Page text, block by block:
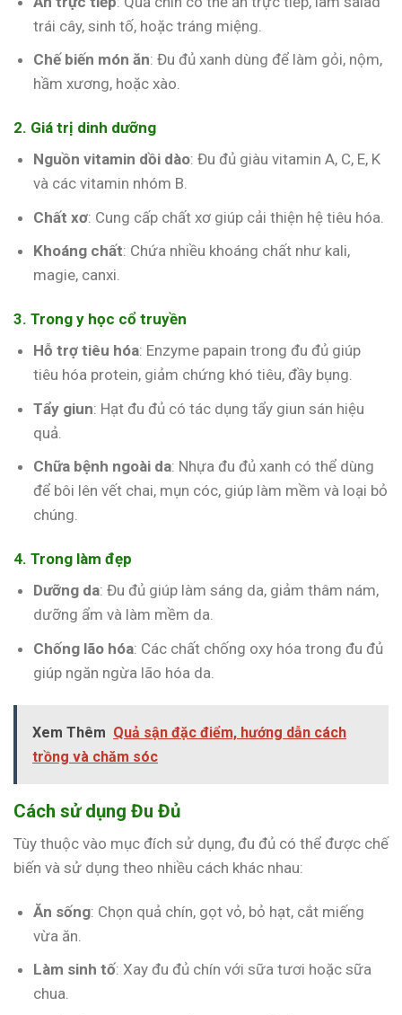
trái cây, sinh tố, hoặc tráng miệng.
Chế biến món ăn: Đu đủ xanh dùng để làm gỏi, nộm,
hầm xương, hoặc xào.
2. Giá trị dinh dưỡng
Nguồn vitamin dồi dào: Đu đủ giàu vitamin A, C, E, K
và các vitamin nhóm B.
Chất xơ: Cung cấp chất xơ giúp cải thiện hệ tiêu hóa.
Khoáng chất: Chứa nhiều khoáng chất như kali,
magie, canxi.
3. Trong y học cổ truyền
Hỗ trợ tiêu hóa: Enzyme papain trong đu đủ giúp
tiêu hóa protein, giảm chứng khó tiêu, đầy bụng.
Tẩy giun: Hạt đu đủ có tác dụng tẩy giun sán hiệu
quả.
Chữa bệnh ngoài da: Nhựa đu đủ xanh có thể dùng
để bôi lên vết chai, mụn cóc, giúp làm mềm và loại bỏ
chúng.
4. Trong làm đẹp
Dưỡng da: Đu đủ giúp làm sáng da, giảm thâm nám,
dưỡng ẩm và làm mềm da.
Chống lão hóa: Các chất chống oxy hóa trong đu đủ
giúp ngăn ngừa lão hóa da.
Xem Thêm Quả sận đặc điểm, hướng dẫn cách
trồng và chăm sóc
Cách sử dụng Đu Đủ
Tùy thuộc vào mục đích sử dụng, đu đủ có thể được chế
biến và sử dụng theo nhiều cách khác nhau:
Ăn sống: Chọn quả chín, gọt vỏ, bỏ hạt, cắt miếng
vừa ăn.
Làm sinh tố: Xay đu đủ chín với sữa tươi hoặc sữa
chua.